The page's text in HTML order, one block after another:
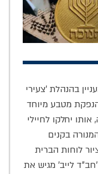
בהנהלת 'צעירי
מטבע מיוחד
יחלקו לחיילי
בקנים
לוחות הברית
לייב' מגיש את